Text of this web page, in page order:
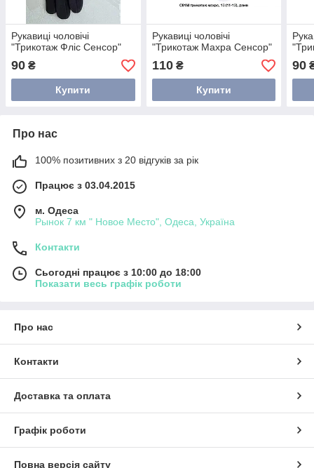
Рукавиці чоловічі
"Трикотаж Фліс Сенсор"
90 ₴
Купити
Рукавиці чоловічі
"Трикотаж Махра Сенсор"
110₴
Купити
90
Про нас
100% позитивних з 20 відгуків за рік
Працює з 03.04.2015
м. Одеса
Рынок 7 км " Новое Место", Одеса, Україна
Контакти
Сьогодні працює з 10:00 до 18:00
Показати весь графік роботи
Про нас
Контакти
Доставка та оплата
Графік роботи
Повна версія сайту